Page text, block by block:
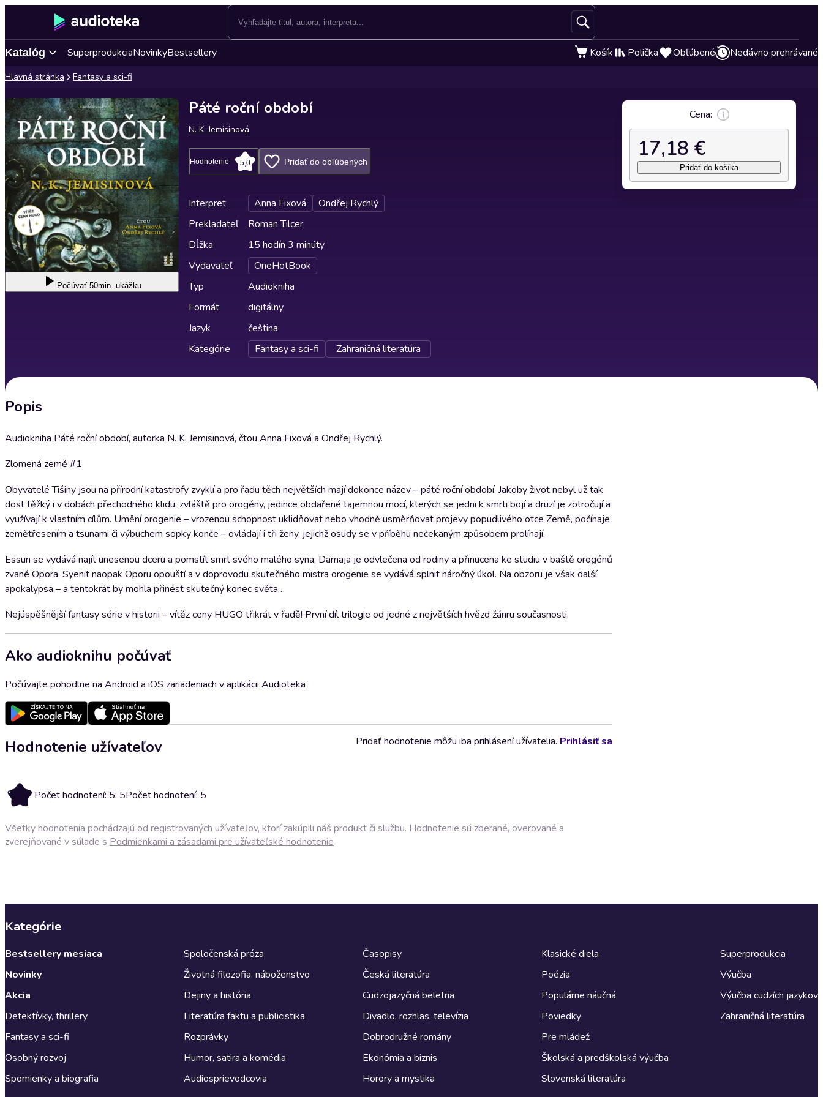
Katalóg SuperprodukciaNovinkyBestsellery Košík Polička Obľúbené Nedávno prehrávané
Hlavná stránka Fantasy a sci-fi
Počúvať 50min. ukážku
Páté roční období
N. K. Jemisinová
Hodnotenie 5,0 Pridať do obľúbených
Interpret Anna Fixová
Ondřej Rychlý
Prekladateľ
Roman Tilcer
Dĺžka
15 hodín 3 minúty
Vydavateľ
OneHotBook
Typ
Audiokniha
Formát
digitálny
Jazyk
čeština
Kategórie
Fantasy a sci-fi Zahraničná literatúra
Popis
Audiokniha Páté roční období, autorka N. K. Jemisinová, čtou Anna Fixová a Ondřej Rychlý.
Zlomená země #1
Obyvatelé Tišiny jsou na přírodní katastrofy zvyklí a pro řadu těch největších mají dokonce název – páté roční období. Jakoby život nebyl už tak
dost těžký i v dobách přechodného klidu, zvláště pro orogény, jedince obdařené tajemnou mocí, kterých se jedni k smrti bojí a druzí je zotročují a
využívají k vlastním cílům. Umění orogenie – vrozenou schopnost uklidňovat nebo vhodně usměrňovat projevy popudlivého otce Země, počínaje
zemětřesením a tsunami či výbuchem sopky konče – ovládají i tři ženy, jejichž osudy se v příběhu nečekaným způsobem prolínají.
Essun se vydává najít unesenou dceru a pomstít smrt svého malého syna, Damaja je odvlečena od rodiny a přinucena ke studiu v baště orogénů
zvané Opora, Syenit naopak Oporu opouští a v doprovodu skutečného mistra orogenie se vydává splnit náročný úkol. Na obzoru je však další
apokalypsa – a tentokrát by mohla přinést skutečný konec světa…
Nejúspěšnější fantasy série v historii – vítěz ceny HUGO třikrát v řadě! První díl trilogie od jedné z největších hvězd žánru současnosti.
Ako audioknihu počúvať
Počúvajte pohodlne na Android a iOS zariadeniach v aplikácii Audioteka
Hodnotenie užívateľov
5 Počet hodnotení: 5: 5Počet hodnotení: 5
Pridať hodnotenie môžu iba prihlásení užívatelia. Prihlásiť sa
Všetky hodnotenia pochádzajú od registrovaných užívateľov, ktorí zakúpili náš produkt či službu. Hodnotenie sú zberané, overované a
zverejňované v súlade s Podmienkami a zásadami pre užívateľské hodnotenie
Cena:
17,18 €
Pridať do košíka
Kategórie
Bestsellery mesiaca
Novinky
Akcia
Detektívky, thrillery
Fantasy a sci-fi
Osobný rozvoj
Spomienky a biografia
Spoločenská próza
Životná filozofia, náboženstvo
Dejiny a história
Literatúra faktu a publicistika
Rozprávky
Humor, satira a komédia
Audiosprievodcovia
Časopisy
Česká literatúra
Cudzojazyčná beletria
Divadlo, rozhlas, televízia
Dobrodružné romány
Ekonómia a biznis
Horory a mystika
Klasické diela
Poézia
Populárne náučná
Poviedky
Pre mládež
Školská a predškolská výučba
Slovenská literatúra
Superprodukcia
Výučba
Výučba cudzích jazykov
Zahraničná literatúra